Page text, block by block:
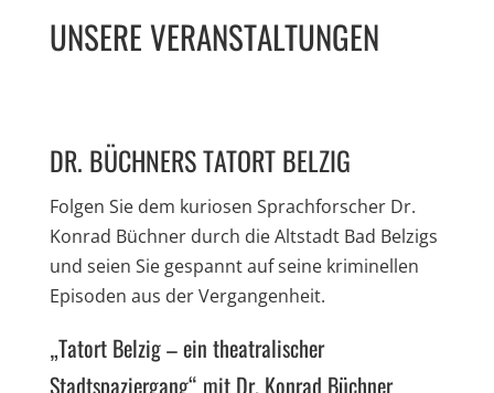
UNSERE VERANSTALTUNGEN
DR. BÜCHNERS TATORT BELZIG
Folgen Sie dem kuriosen Sprachforscher Dr.
Konrad Büchner durch die Altstadt Bad Belzigs
und seien Sie gespannt auf seine kriminellen
Episoden aus der Vergangenheit.
„Tatort Belzig – ein theatralischer
Stadtspaziergang“ mit Dr. Konrad Büchner